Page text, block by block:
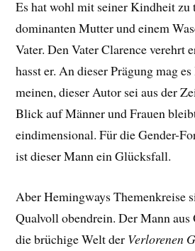
Es hat wohl mit seiner Kindheit zu
dominanten Mutter und einem
Vater. Den Vater Clarence verehrt
hasst er. An dieser Prägung mag
meinen, dieser Autor sei aus der
Blick auf Männer und Frauen
eindimensional. Für die Gender-
ist dieser Mann ein Glücksfall.
Aber Hemingways Themenkreise
Qualvoll obendrein. Der Mann aus
die brüchige Welt der Verlorenen